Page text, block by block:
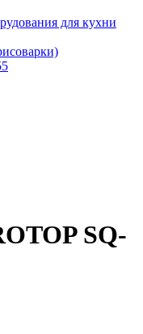
для кухни
SQ-